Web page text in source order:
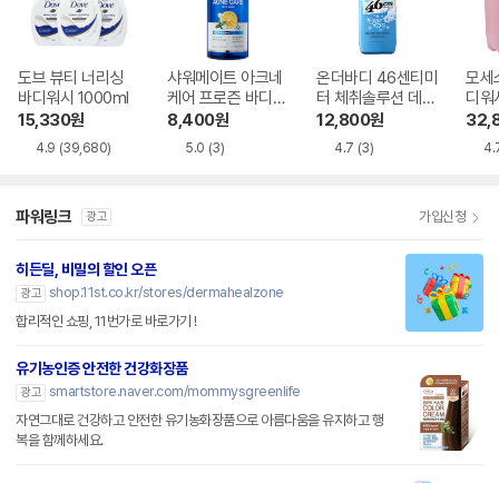
도브 뷰티 너리싱
바디워시 1000ml
15,330원
4.9 (39,680)
샤워메이트 아크네
케어 프로즌 바디워
시 800g
8,400원
5.0 (3)
온더바디 46센티미
터 체취솔루션 데오
드란트 약산성 쿨링
바디워시 아이스 블
라스트 600ml
12,800원
4.7 (3)
모세
디워
파워링크 광고 가입신청
히든딜, 비밀의 할인 오픈
광고 shop.11st.co.kr/stores/dermahealzone
합리적인 쇼핑, 11번가로 바로가기 !
유기농인증 안전한 건강화장품
광고 smartstore.naver.com/mommysgreenlife
자연그대로 건강하고 안전한 유기농화장품으로 아름다움을 유지하고 행
복을 함께하세요.